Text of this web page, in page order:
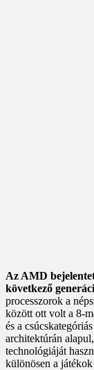
Az AMD
következő
processzorok a
között ott volt a 8-
és a
architektúrán
technológiáját
különösen a